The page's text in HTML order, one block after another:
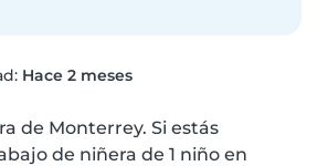
Hace 2 meses
de Monterrey. Si estás
de niñera de 1 niño en